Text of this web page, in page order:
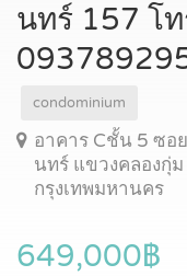
นทร์ 157 โ
condominium
อาคาร Cชั้น 5 ซ
นทร์ แขวงคลองกุ่ม
กรุงเทพมหานคร
649,000฿